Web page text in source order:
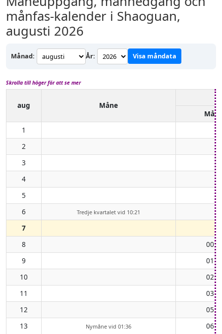
månfas-kalender i Shaoguan,
augusti 2026
Månad: År: Visa måndata
Skrolla till höger för att se mer
aug
Måne
1
2
3
4
5
6
Tredje kvartalet vid 10:21
7
8
9
10
11
12
13
Nymåne vid 01:36